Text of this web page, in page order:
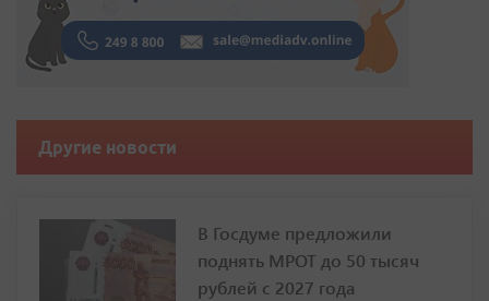
Другие новости
В Госдуме предложили
поднять МРОТ до 50 тысяч
рублей с 2027 года